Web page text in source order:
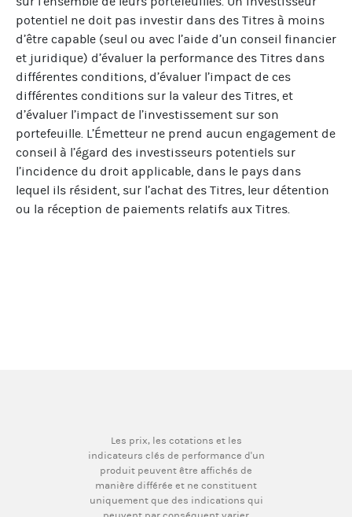
potentiel ne doit pas investir dans des Titres à moins
d’être capable (seul ou avec l’aide d’un conseil financier
et juridique) d’évaluer la performance des Titres dans
différentes conditions, d’évaluer l’impact de ces
différentes conditions sur la valeur des Titres, et
d’évaluer l’impact de l’investissement sur son
portefeuille. L’Émetteur ne prend aucun engagement de
conseil à l’égard des investisseurs potentiels sur
l’incidence du droit applicable, dans le pays dans
lequel ils résident, sur l’achat des Titres, leur détention
ou la réception de paiements relatifs aux Titres.
Les prix, les cotations et les
indicateurs clés de performance d'un
produit peuvent être affichés de
manière différée et ne constituent
uniquement que des indications qui